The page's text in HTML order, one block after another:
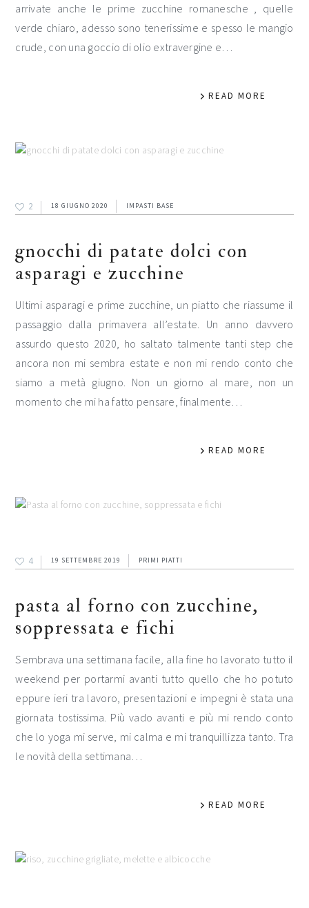
arrivate anche le prime zucchine romanesche , quelle
verde chiaro, adesso sono tenerissime e spesso le mangio
crude, con una goccio di olio extravergine e…
READ MORE
2 18 GIUGNO 2020 IMPASTI BASE
gnocchi di patate dolci con
asparagi e zucchine
Ultimi asparagi e prime zucchine, un piatto che riassume il
passaggio dalla primavera all’estate. Un anno davvero
assurdo questo 2020, ho saltato talmente tanti step che
ancora non mi sembra estate e non mi rendo conto che
siamo a metà giugno. Non un giorno al mare, non un
momento che mi ha fatto pensare, finalmente…
READ MORE
4 19 SETTEMBRE 2019 PRIMI PIATTI
pasta al forno con zucchine,
soppressata e fichi
Sembrava una settimana facile, alla fine ho lavorato tutto il
weekend per portarmi avanti tutto quello che ho potuto
eppure ieri tra lavoro, presentazioni e impegni è stata una
giornata tostissima. Più vado avanti e più mi rendo conto
che lo yoga mi serve, mi calma e mi tranquillizza tanto. Tra
le novità della settimana…
READ MORE